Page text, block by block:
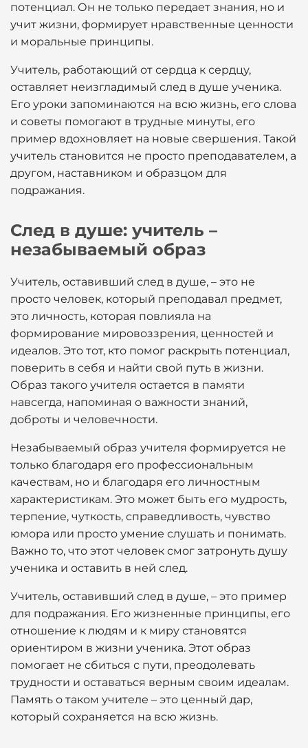
потенциал. Он не только передает знания, но и
учит жизни, формирует нравственные ценности
и моральные принципы.
Учитель, работающий от сердца к сердцу,
оставляет неизгладимый след в душе ученика.
Его уроки запоминаются на всю жизнь, его слова
и советы помогают в трудные минуты, его
пример вдохновляет на новые свершения. Такой
учитель становится не просто преподавателем, а
другом, наставником и образцом для
подражания.
След в душе: учитель –
незабываемый образ
Учитель, оставивший след в душе, – это не
просто человек, который преподавал предмет,
это личность, которая повлияла на
формирование мировоззрения, ценностей и
идеалов. Это тот, кто помог раскрыть потенциал,
поверить в себя и найти свой путь в жизни.
Образ такого учителя остается в памяти
навсегда, напоминая о важности знаний,
доброты и человечности.
Незабываемый образ учителя формируется не
только благодаря его профессиональным
качествам, но и благодаря его личностным
характеристикам. Это может быть его мудрость,
терпение, чуткость, справедливость, чувство
юмора или просто умение слушать и понимать.
Важно то, что этот человек смог затронуть душу
ученика и оставить в ней след.
Учитель, оставивший след в душе, – это пример
для подражания. Его жизненные принципы, его
отношение к людям и к миру становятся
ориентиром в жизни ученика. Этот образ
помогает не сбиться с пути, преодолевать
трудности и оставаться верным своим идеалам.
Память о таком учителе – это ценный дар,
который сохраняется на всю жизнь.